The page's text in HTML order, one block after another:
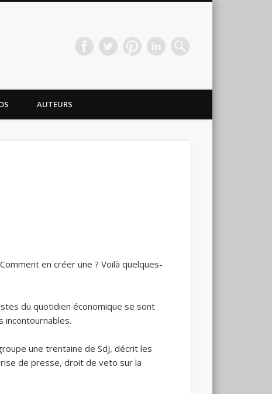
AUTEURS
en créer une ? Voilà quelques-
du quotidien économique se sont
incontournables.
une trentaine de SdJ, décrit les
de presse, droit de veto sur la